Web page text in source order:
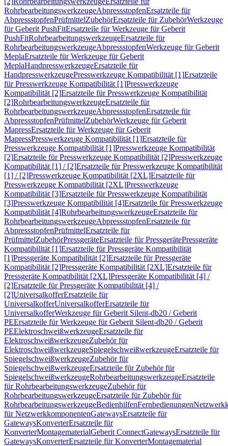
RohrbearbeitungswerkzeugeAbpressstopfenErsatzteile für
AbpressstopfenPrüfmittelZubehörErsatzteile für ZubehörWerkzeuge
für Geberit PushFitErsatzteile für Werkzeuge für Geberit
PushFitRohrbearbeitungswerkzeugeErsatzteile für
RohrbearbeitungswerkzeugeAbpressstopfenWerkzeuge für Geberit
MeplaErsatzteile für Werkzeuge für Geberit
MeplaHandpresswerkzeugeErsatzteile für
HandpresswerkzeugePresswerkzeuge Kompatibilität [1]Ersatzteile
für Presswerkzeuge Kompatibilität [1]Presswerkzeuge
Kompatibilität [2]Ersatzteile für Presswerkzeuge Kompatibilität
[2]RohrbearbeitungswerkzeugeErsatzteile für
RohrbearbeitungswerkzeugeAbpressstopfenErsatzteile für
AbpressstopfenPrüfmittelZubehörWerkzeuge für Geberit
MapressErsatzteile für Werkzeuge für Geberit
MapressPresswerkzeuge Kompatibilität [1]Ersatzteile für
Presswerkzeuge Kompatibilität [1]Presswerkzeuge Kompatibilität
[2]Ersatzteile für Presswerkzeuge Kompatibilität [2]Presswerkzeuge
Kompatibilität [1] / [2]Ersatzteile für Presswerkzeuge Kompatibilität
[1] / [2]Presswerkzeuge Kompatibilität [2XL]Ersatzteile für
Presswerkzeuge Kompatibilität [2XL]Presswerkzeuge
Kompatibilität [3]Ersatzteile für Presswerkzeuge Kompatibilität
[3]Presswerkzeuge Kompatibilität [4]Ersatzteile für Presswerkzeuge
Kompatibilität [4]RohrbearbeitungswerkzeugeErsatzteile für
RohrbearbeitungswerkzeugeAbpressstopfenErsatzteile für
AbpressstopfenPrüfmittelErsatzteile für
PrüfmittelZubehörPressgeräteErsatzteile für PressgerätePressgeräte
Kompatibilität [1]Ersatzteile für Pressgeräte Kompatibilität
[1]Pressgeräte Kompatibilität [2]Ersatzteile für Pressgeräte
Kompatibilität [2]Pressgeräte Kompatibilität [2XL]Ersatzteile für
Pressgeräte Kompatibilität [2XL]Pressgeräte Kompatibilität [4] /
[2]Ersatzteile für Pressgeräte Kompatibilität [4] /
[2]UniversalkofferErsatzteile für
UniversalkofferUniversalkofferErsatzteile für
UniversalkofferWerkzeuge für Geberit Silent-db20 / Geberit
PEErsatzteile für Werkzeuge für Geberit Silent-db20 / Geberit
PEElektroschweißwerkzeugeErsatzteile für
ElektroschweißwerkzeugeZubehör für
ElektroschweißwerkzeugeSpiegelschweißwerkzeugeErsatzteile für
SpiegelschweißwerkzeugeZubehör für
SpiegelschweißwerkzeugeErsatzteile für Zubehör für
SpiegelschweißwerkzeugeRohrbearbeitungswerkzeugeErsatzteile
für RohrbearbeitungswerkzeugeZubehör für
RohrbearbeitungswerkzeugeErsatzteile für Zubehör für
RohrbearbeitungswerkzeugeBedienhilfenFernbedienungen
für NetzwerkkomponentenGatewaysErsatzteile für
GatewaysKonverterErsatzteile für
KonverterMontagematerialGeberit ConnectGatewaysErsatzteile für
GatewaysKonverterErsatzteile für KonverterMontagematerial